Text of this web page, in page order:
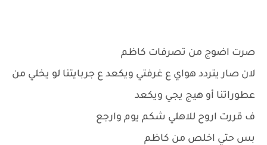
صرت اضوج من تصرفات كاظم
لان صار يتردد هواي ع غرفتي ويكعد ع جربايتنا لو يخلي من
عطوراتنا أو هيج يجي ويكعد
ف قررت اروح للاهلي شكم يوم وارجع
بس حتي اخلص من كاظم